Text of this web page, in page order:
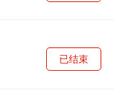
已结束